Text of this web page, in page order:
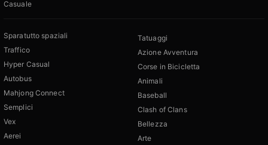
Casuale
Sparatutto spaziali
Traffico
Hyper Casual
Autobus
Mahjong Connect
Semplici
Vex
Aerei
Tatuaggi
Azione Avventura
Corse in Bicicletta
Animali
Baseball
Clash of Clans
Bellezza
Arte